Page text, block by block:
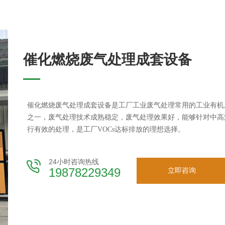
催化燃烧废气处理成套设备
立即咨询
24小时咨询热线
19878229349
催化燃烧废气处理成套设备是工厂工业废气处理常用的工业有
之一，废气处理技术成熟稳定，废气处理效果好，能够针对中
行有效的处理，是工厂VOCs达标排放的理想选择。